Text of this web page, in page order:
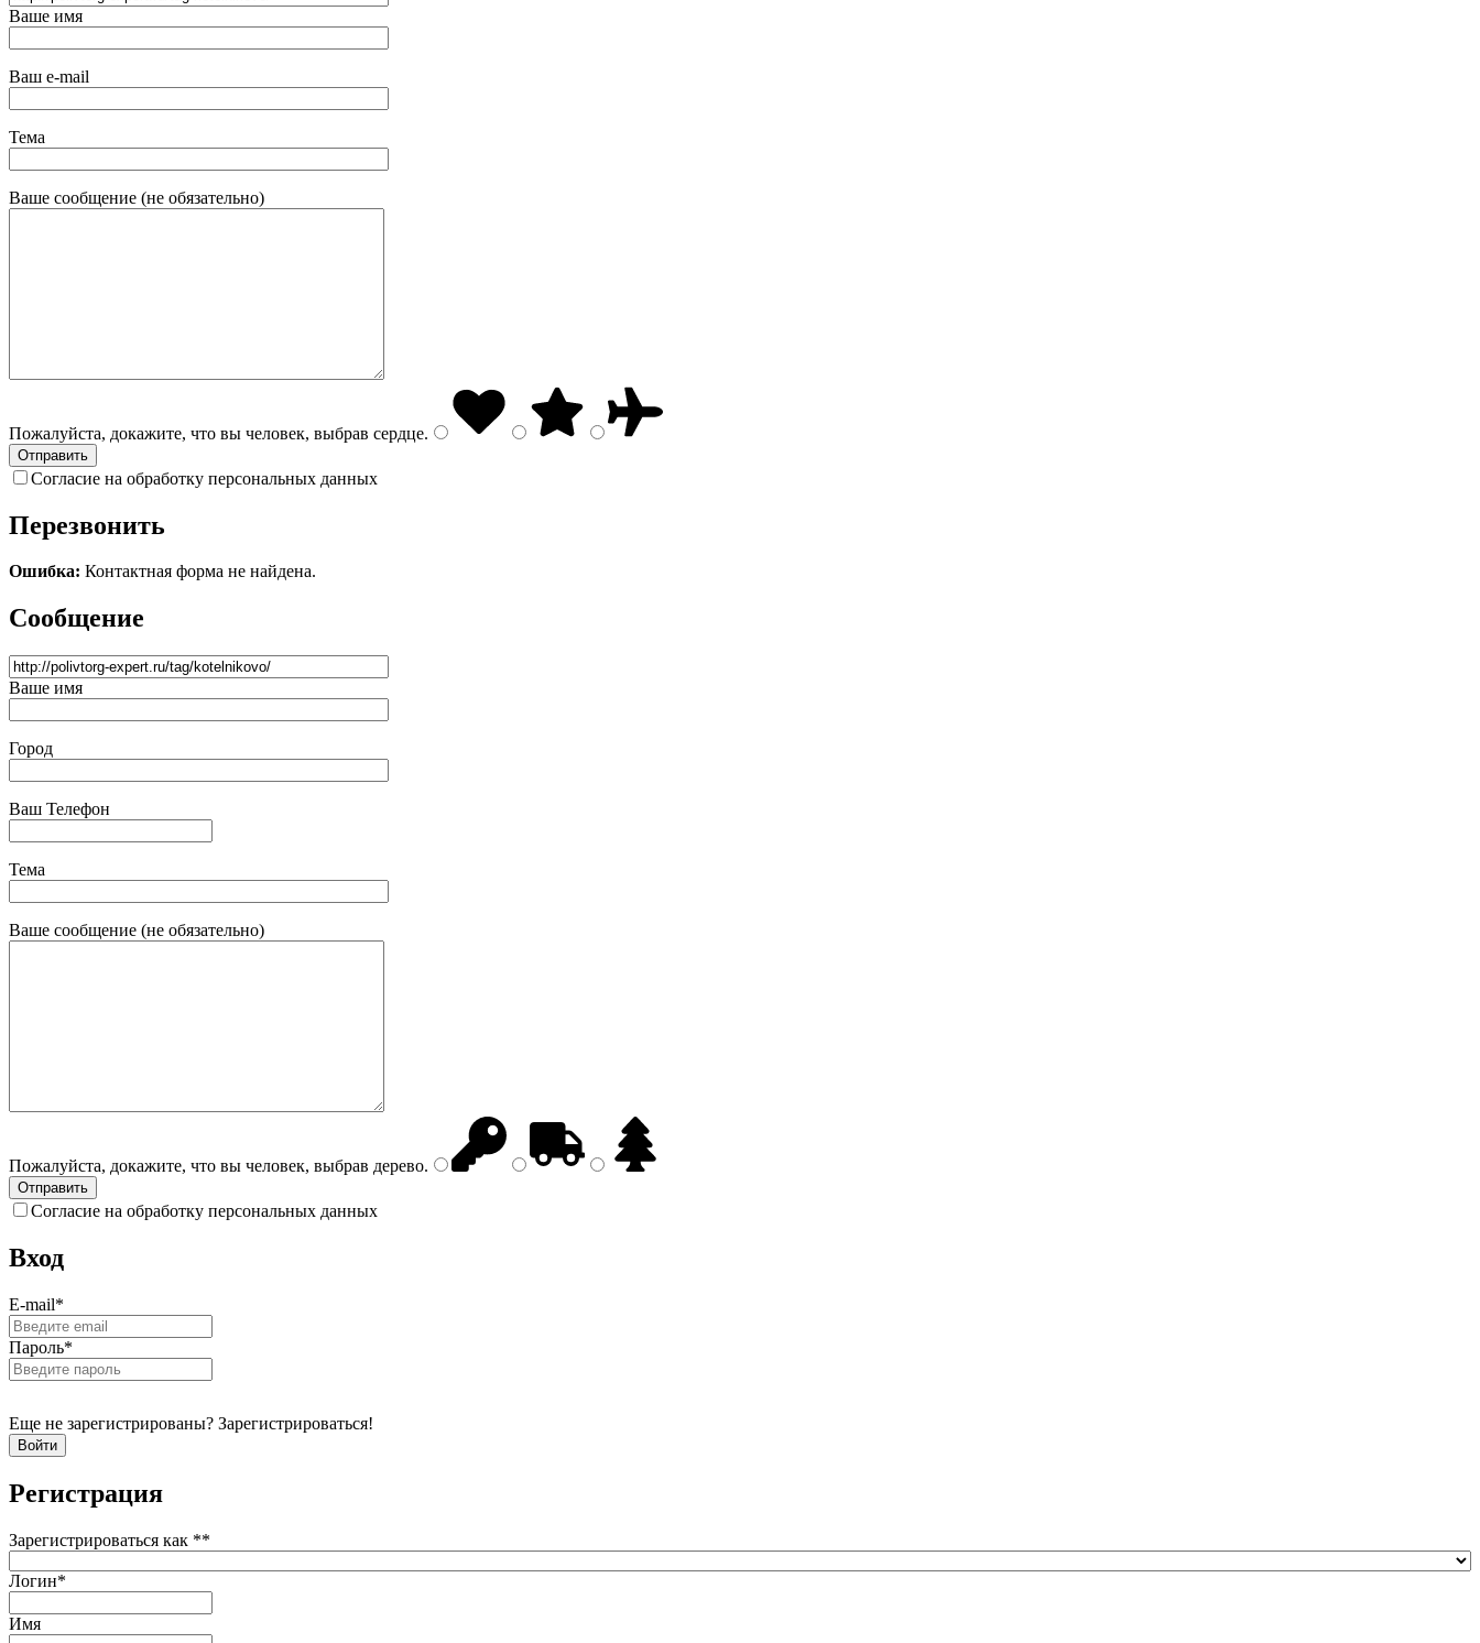
Ваше имя
Ваш e-mail
Тема
Ваше сообщение (не обязательно)
Пожалуйста, докажите, что вы человек, выбрав сердце.
Согласие на обработку персональных данных
Перезвонить
Ошибка: Контактная форма не найдена.
Сообщение
Ваше имя
Город
Ваш Телефон
Тема
Ваше сообщение (не обязательно)
Пожалуйста, докажите, что вы человек, выбрав дерево.
Согласие на обработку персональных данных
Вход
E-mail*
Пароль*
Еще не зарегистрированы? Зарегистрироваться!
Регистрация
Зарегистрироваться как **
Логин*
Имя